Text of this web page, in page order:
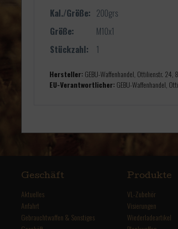
Kal./Größe: 200grs
Größe:
M10x1
Stückzahl:
1
Hersteller: GEBU-Waffenhandel, Ottilienstr. 24,
EU-Verantwortlicher: GEBU-Waffenhandel,
Geschäft
Aktuelles
Anfahrt
Gebrauchtwaffen & Sonstiges
Produkte
VL-Zubehör
Visierungen
Wiederladeartikel